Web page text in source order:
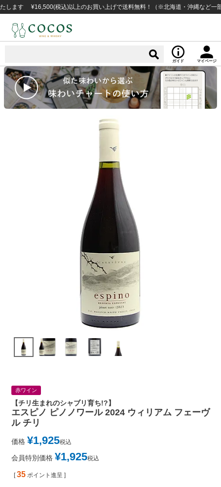
¥16,500(税込)以上のお買い上げで送料無料！（※北海道・沖縄など一部例外
ガイド マイページ
赤ワイン
【チリ生まれのシャブリ育ち!?】
エスピノ ピノノワール 2024 ウィリアム フェーヴ
ル チリ
価格 ¥1,925税込
会員特別価格 ¥1,925税込
[ 35 ポイント進呈 ]